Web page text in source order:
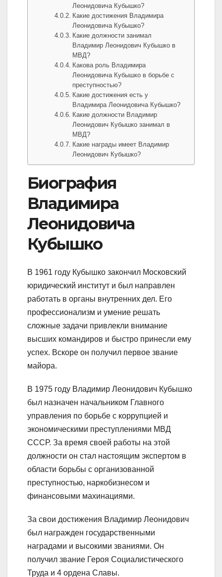
Леонидовича Кубышко?
Какие достижения Владимира
Леонидовича Кубышко?
Какие должности занимал
Владимир Леонидович Кубышко в
МВД?
Какова роль Владимира
Леонидовича Кубышко в борьбе с
преступностью?
Какие достижения есть у
Владимира Леонидовича Кубышко?
Какие должности Владимир
Леонидович Кубышко занимал в
МВД?
Какие награды имеет Владимир
Леонидович Кубышко?
Биография
Владимира
Леонидовича
Кубышко
В 1961 году Кубышко закончил Московский
юридический институт и был направлен
работать в органы внутренних дел. Его
профессионализм и умение решать
сложные задачи привлекли внимание
высших командиров и быстро принесли ему
успех. Вскоре он получил первое звание
майора.
В 1975 году Владимир Леонидович Кубышко
был назначен начальником Главного
управления по борьбе с коррупцией и
экономическими преступлениями МВД
СССР. За время своей работы на этой
должности он стал настоящим экспертом в
области борьбы с организованной
преступностью, наркобизнесом и
финансовыми махинациями.
За свои достижения Владимир Леонидович
был награжден государственными
наградами и высокими званиями. Он
получил звание Героя Социалистического
Труда и 4 ордена Славы.